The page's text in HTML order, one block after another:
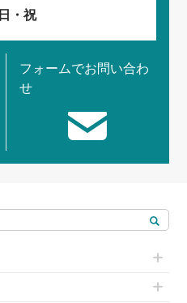
・祝
フォームでお問い合わ
せ